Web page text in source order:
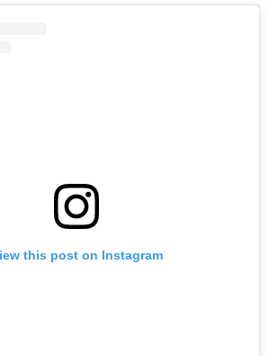
this post on Instagram